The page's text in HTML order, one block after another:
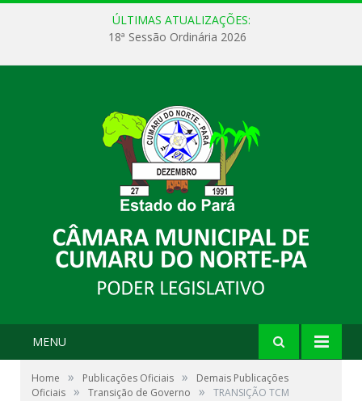
ÚLTIMAS ATUALIZAÇÕES:
18ª Sessão Ordinária 2026
MENU
Home » Publicações Oficiais »
Demais Publicações
Oficiais » Transição de Governo » TRANSIÇÃO TCM